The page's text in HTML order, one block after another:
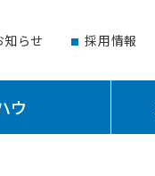
知らせ 採用情報
ウ